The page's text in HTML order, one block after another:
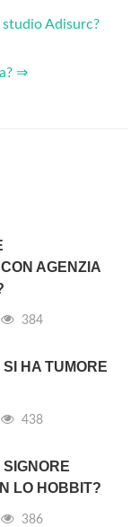
Adisurc?
⇒
AGENZIA
384
HA TUMORE
438
LO HOBBIT?
386